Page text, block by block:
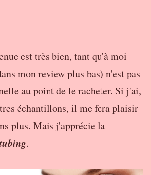
est très bien, tant qu'à moi
mon review plus bas) n'est pas
au point de le racheter. Si j'ai,
échantillons, il me fera plaisir
plus. Mais j'apprécie la
tubing.